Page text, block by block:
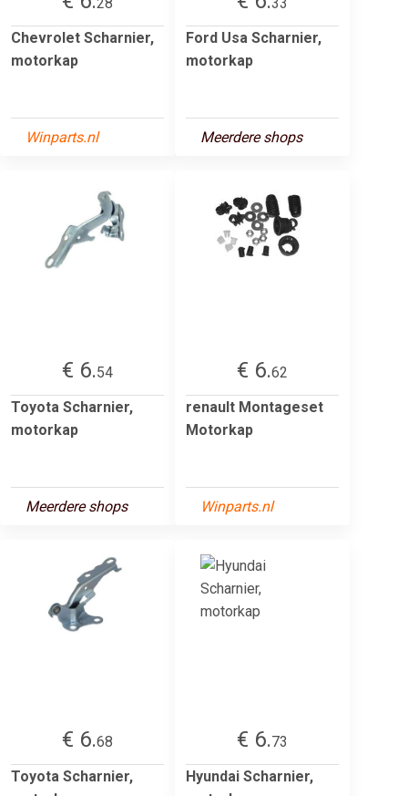
Chevrolet Scharnier,
motorkap
Winparts.nl
Ford Usa Scharnier,
motorkap
Meerdere shops
€ 6.54
Toyota Scharnier,
motorkap
Meerdere shops
€ 6.62
renault Montageset
Motorkap
Winparts.nl
€ 6.68
Toyota Scharnier,
€ 6.73
Hyundai Scharnier,